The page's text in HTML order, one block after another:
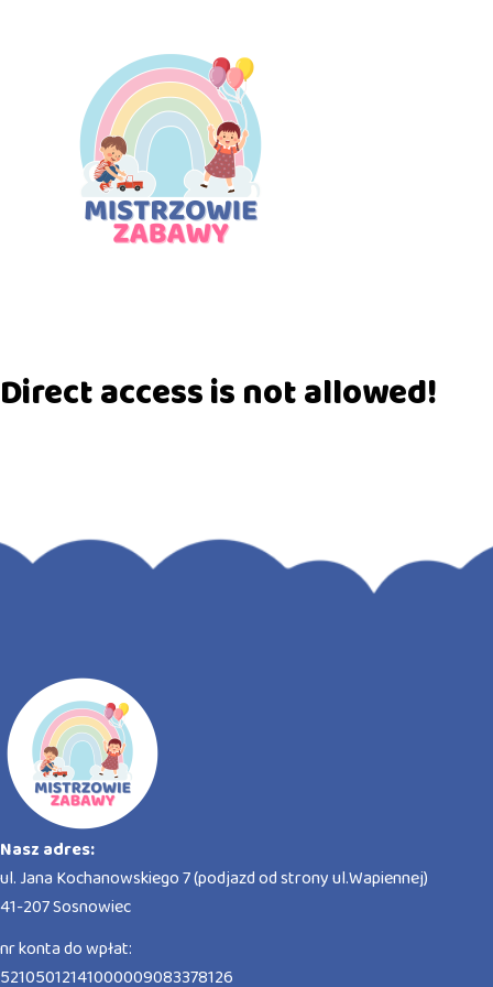
Direct access is not allowed!
Nasz adres:
ul. Jana Kochanowskiego 7 (podjazd od strony ul.Wapiennej)
41-207 Sosnowiec
nr konta do wpłat:
52105012141000009083378126